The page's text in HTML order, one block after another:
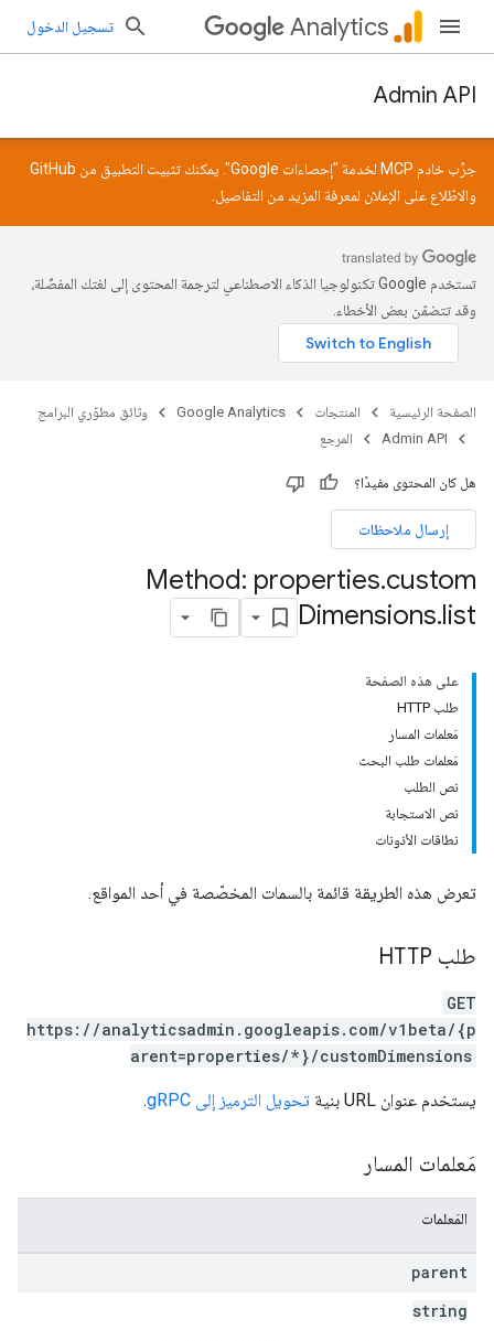
Analytics تسجيل الدخول
Admin API
جرِّب خادم MCP لخدمة "إحصاءات Google". يمكنك تثبيت التطبيق من
GitHub
والاطّلاع على الإعلان لمعرفة المزيد من التفاصيل.
تستخدم Google تكنولوجيا الذكاء الاصطناعي لترجمة المحتوى إلى لغتك المفضّلة،
وقد تتضمّن بعض الأخطاء.
الصفحة الرئيسية المنتجات Google Analytics
وثائق مطوّري البرامج
Admin API
المرجع
هل كان المحتوى مفيدًا؟
إرسال ملاحظات
Method: properties.custom
Dimensions.list
على هذه الصفحة
طلب HTTP
مَعلمات المسار
مَعلمات طلب البحث
نص الطلب
نص الاستجابة
نطاقات الأذونات
تعرض هذه الطريقة قائمة بالسمات المخصّصة في أحد المواقع.
طلب HTTP
GET
https://analyticsadmin.googleapis.com/v1beta/{p
arent=properties/*}/customDimensions
يستخدم عنوان URL بنية تحويل الترميز إلى gRPC .
مَعلمات المسار
المَعلمات
parent
string